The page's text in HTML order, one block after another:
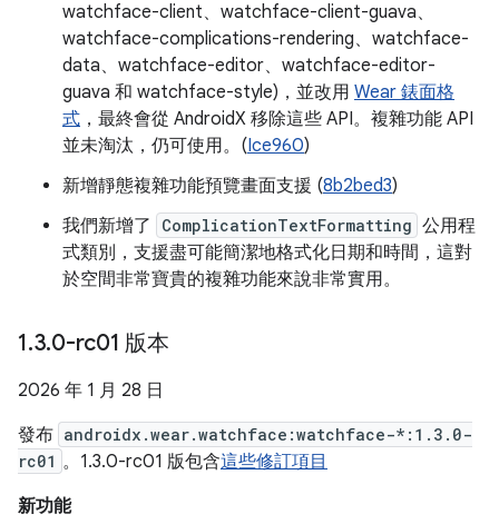
watchface-client、watchface-client-guava、
watchface-complications-rendering、watchface-
data、watchface-editor、watchface-editor-
guava 和 watchface-style)，並改用 Wear 錶面格
式 ，最終會從 AndroidX 移除這些 API。複雜功能 API
並未淘汰，仍可使用。(Ice960)
新增靜態複雜功能預覽畫面支援 (8b2bed3)
我們新增了
ComplicationTextFormatting 公用程
式類別，支援盡可能簡潔地格式化日期和時間，這對
於空間非常寶貴的複雜功能來說非常實用。
1.3.0-rc01 版本
2026 年 1 月 28 日
發布 androidx.wear.watchface:watchface-*:1.3.0-
rc01 。1.3.0-rc01 版包含這些修訂項目
新功能